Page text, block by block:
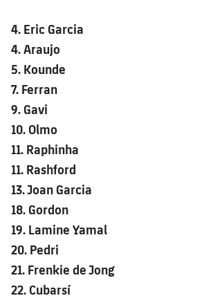
Ciutat Esportiva
La Masia
plusicon
más
Servicios
Servicios Médicos
Accesibilidad
plusicon
más
Instalaciones
SUB9 B
Historia
Palmarés
Mini
Clasificaciones
Jugadores
Historia
Palmarés
Clasificaciones
Jugadores
Cadete B
Infantil B
Actualidad
Resultados
Clasificaciones
Fotos
Palmarés
Barça Atlètic
plusicon
más
Actualidad
Resultados
Jugadores
Clasificaciones
Base
plusicon
más
Actualidad
Juvenil
Cadete
Infantil
Alevín
Campus Verano
PLUSICON
MÁS
Primer equipo
plusicon
más
Actualidad
Calendario
Barça Atlètic
Actualidad
Base
4. Eric Garcia
4. Araujo
5. Kounde
7. Ferran
9. Gavi
10. Olmo
11. Raphinha
11. Rashford
13. Joan Garcia
18. Gordon
19. Lamine Yamal
20. Pedri
21. Frenkie de Jong
22. Cubarsí